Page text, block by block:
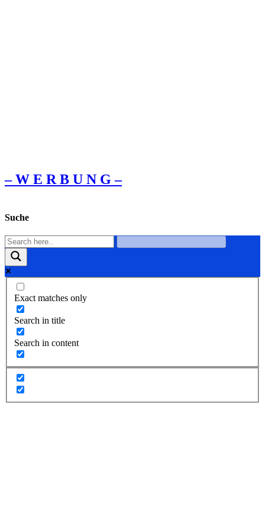
– W Ε R Β U Ν G –
Suche
Exact matches only
Search in title
Search in content